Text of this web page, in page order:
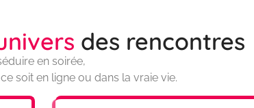
des rencontres
en soirée,
soit en ligne ou dans la vraie vie.